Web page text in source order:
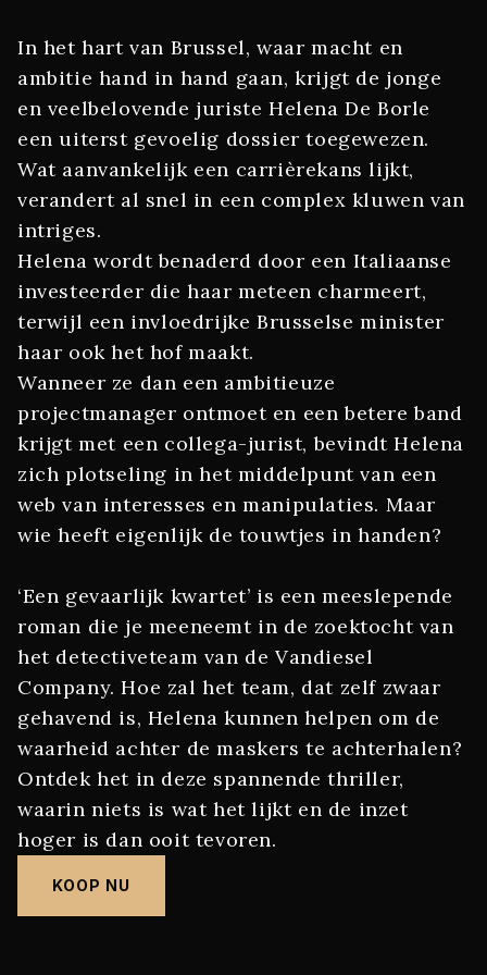
In het hart van Brussel, waar macht en
ambitie hand in hand gaan, krijgt de jonge
en veelbelovende juriste Helena De Borle
een uiterst gevoelig dossier toegewezen.
Wat aanvankelijk een carrièrekans lijkt,
verandert al snel in een complex kluwen van
intriges.
Helena wordt benaderd door een Italiaanse
investeerder die haar meteen charmeert,
terwijl een invloedrijke Brusselse minister
haar ook het hof maakt.
Wanneer ze dan een ambitieuze
projectmanager ontmoet en een betere band
krijgt met een collega-jurist, bevindt Helena
zich plotseling in het middelpunt van een
web van interesses en manipulaties. Maar
wie heeft eigenlijk de touwtjes in handen?
‘Een gevaarlijk kwartet’ is een meeslepende
roman die je meeneemt in de zoektocht van
het detectiveteam van de Vandiesel
Company. Hoe zal het team, dat zelf zwaar
gehavend is, Helena kunnen helpen om de
waarheid achter de maskers te achterhalen?
Ontdek het in deze spannende thriller,
waarin niets is wat het lijkt en de inzet
hoger is dan ooit tevoren.
KOOP NU